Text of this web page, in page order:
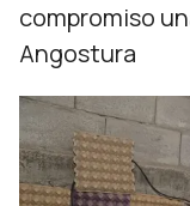
compromiso
Angostura